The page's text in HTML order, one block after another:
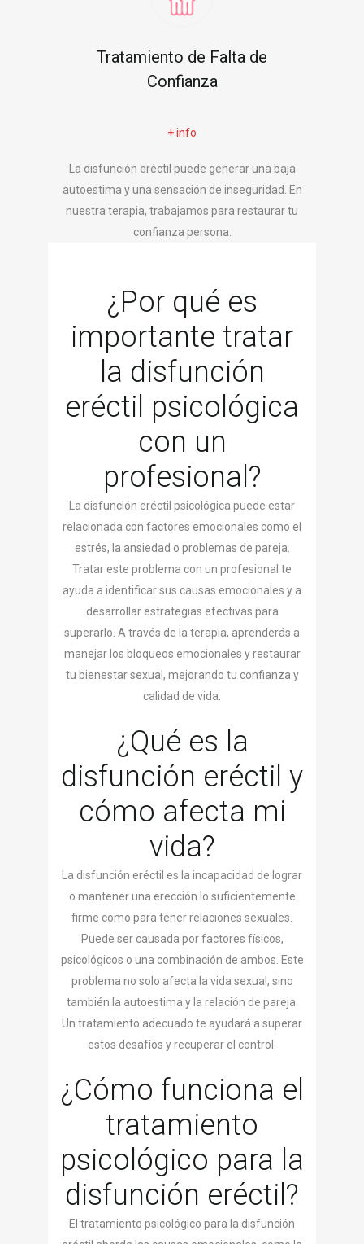
Tratamiento de Falta de
Confianza
+ info
La disfunción eréctil puede generar una baja
autoestima y una sensación de inseguridad. En
nuestra terapia, trabajamos para restaurar tu
confianza persona.
¿Por qué es
importante tratar
la disfunción
eréctil psicológica
con un
profesional?
La disfunción eréctil psicológica puede estar
relacionada con factores emocionales como el
estrés, la ansiedad o problemas de pareja.
Tratar este problema con un profesional te
ayuda a identificar sus causas emocionales y a
desarrollar estrategias efectivas para
superarlo. A través de la terapia, aprenderás a
manejar los bloqueos emocionales y restaurar
tu bienestar sexual, mejorando tu confianza y
calidad de vida.
¿Qué es la
disfunción eréctil y
cómo afecta mi
vida?
La disfunción eréctil es la incapacidad de lograr
o mantener una erección lo suficientemente
firme como para tener relaciones sexuales.
Puede ser causada por factores físicos,
psicológicos o una combinación de ambos. Este
problema no solo afecta la vida sexual, sino
también la autoestima y la relación de pareja.
Un tratamiento adecuado te ayudará a superar
estos desafíos y recuperar el control.
¿Cómo funciona el
tratamiento
psicológico para la
disfunción eréctil?
El tratamiento psicológico para la disfunción